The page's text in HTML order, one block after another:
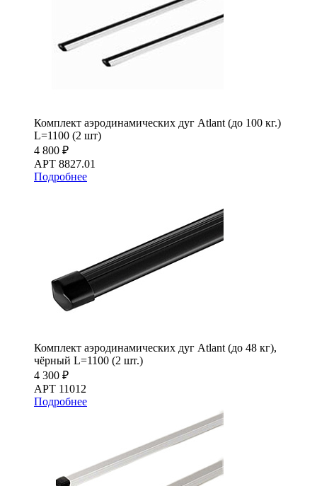
Комплект аэродинамических дуг Atlant (до 100 кг.)
L=1100 (2 шт)
4 800 ₽
АРТ 8827.01
Подробнее
Комплект аэродинамических дуг Atlant (до 48 кг),
чёрный L=1100 (2 шт.)
4 300 ₽
АРТ 11012
Подробнее